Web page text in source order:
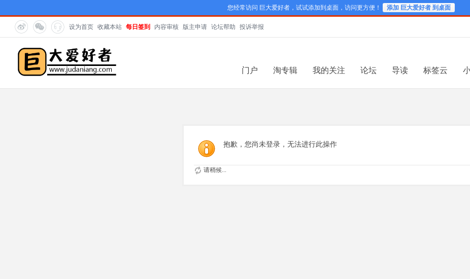
您经常访问 巨大爱好者，试试添加到桌面，访问更方便！ 添加 巨大爱好者 到桌面
设为首页 收藏本站 每日签到 内容审核 版主申请 论坛帮助 投诉举报
门户 淘专辑 我的关注 论坛 导读 标签云
抱歉，您尚未登录，无法进行此操作
请稍候...